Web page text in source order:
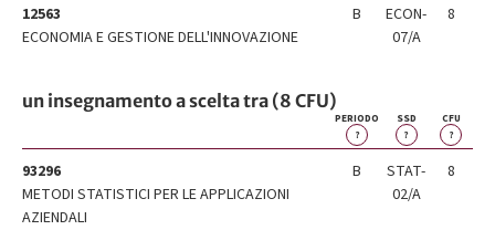
12563
ECONOMIA E GESTIONE DELL'INNOVAZIONE
B
ECON-
07/A
8
un insegnamento a scelta tra (8 CFU)
PERIODO
?
SSD
?
CFU
?
93296
METODI STATISTICI PER LE APPLICAZIONI
AZIENDALI
B
STAT-
02/A
8